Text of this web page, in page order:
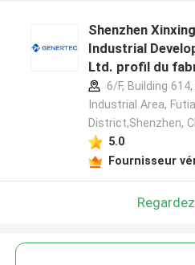
Shenzhen
Industrial
Ltd. profil du
6/F, Building
Industrial Area,
District,Shenzhen,
5.0
Fournisseur